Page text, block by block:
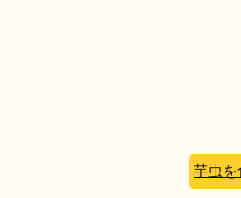
芋虫を